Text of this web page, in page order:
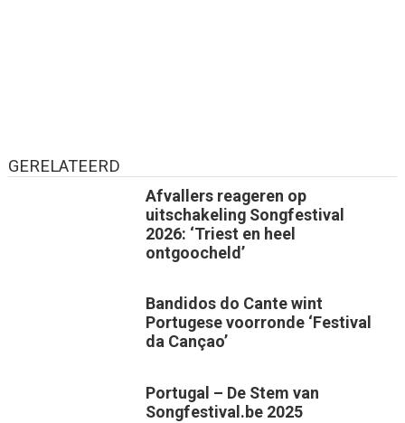
GERELATEERD
Afvallers reageren op
uitschakeling Songfestival
2026: ‘Triest en heel
ontgoocheld’
Bandidos do Cante wint
Portugese voorronde ‘Festival
da Cançao’
Portugal – De Stem van
Songfestival.be 2025